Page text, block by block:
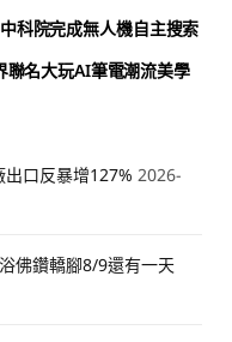
科院完成無人機自主搜索
聯名大玩AI筆電潮流美學
口反暴增127% 2026-
佛鑽轎腳8/9還有一天